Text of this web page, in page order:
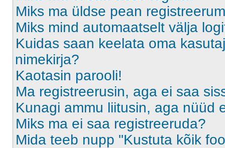
Miks ma üldse pean
Miks mind automaatselt välja
Kuidas saan keelata oma
nimekirja?
Kaotasin parooli!
Ma registreerusin, aga ei saa
Kunagi ammu liitusin, aga nüüd
Miks ma ei saa registreeruda?
Mida teeb nupp "Kustuta kõik